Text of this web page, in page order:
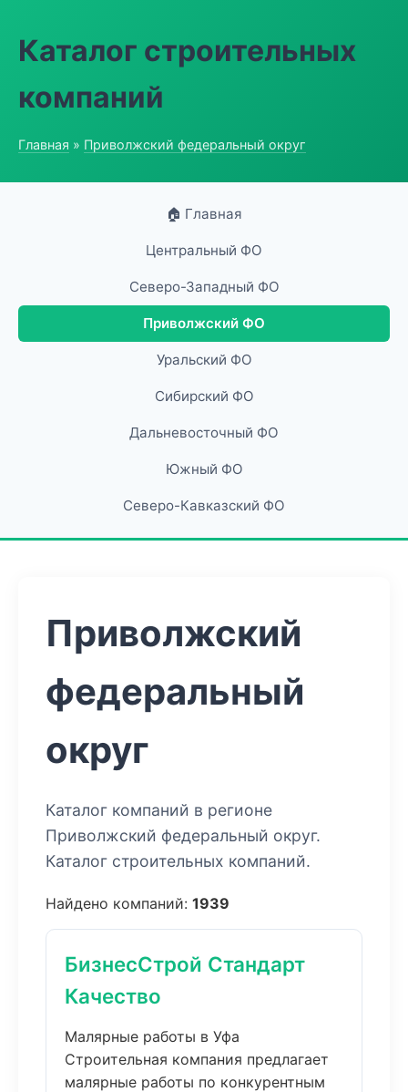
Каталог строительных
компаний
Главная » Приволжский федеральный округ
🏠 Главная
Центральный ФО
Северо-Западный ФО
Приволжский ФО
Уральский ФО
Сибирский ФО
Дальневосточный ФО
Южный ФО
Северо-Кавказский ФО
Приволжский
федеральный
округ
Каталог компаний в регионе
Приволжский федеральный округ.
Каталог строительных компаний.
Найдено компаний: 1939
БизнесСтрой Стандарт
Качество
Малярные работы в Уфа
Строительная компания предлагает
малярные работы по конкурентным